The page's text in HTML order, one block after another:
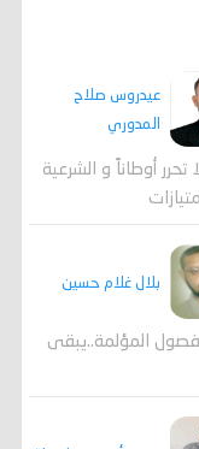
عيدروس صلاح
المدوري
لا تحرر أوطاناً و الشرعية
بلال غلام حسين
المؤلمة..يبقى